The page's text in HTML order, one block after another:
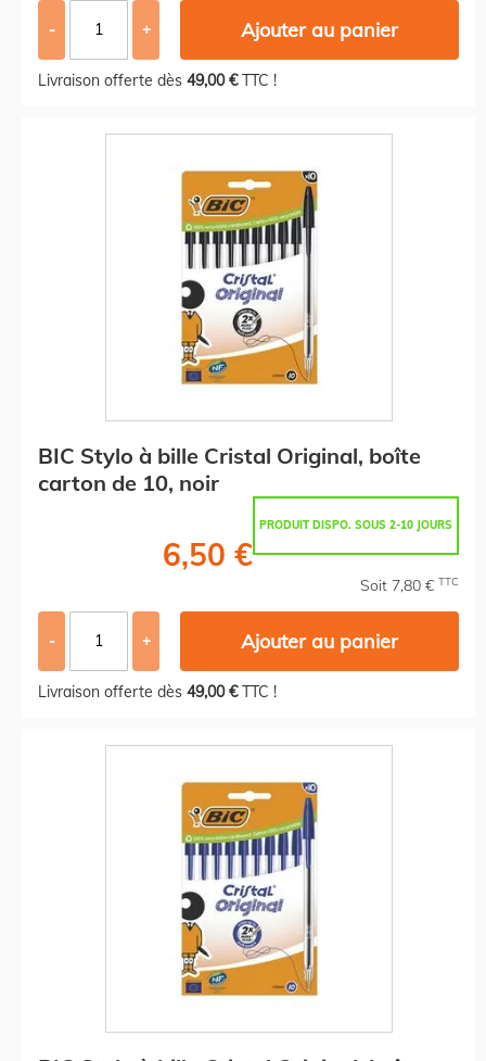
- + Ajouter au panier
Livraison offerte dès 49,00 €TTC !
BIC Stylo à bille Cristal Original, boîte
carton de 10, noir
PRODUIT DISPO. SOUS 2-10 JOURS
6,50 €
Soit 7,80 € TTC
- + Ajouter au panier
Livraison offerte dès 49,00 €TTC !